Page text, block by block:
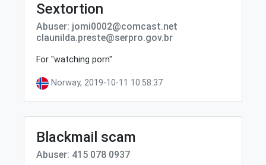
Sextortion
Abuser: jomi0002@comcast.net
claunilda.preste@serpro.gov.br
For "watching porn"
Norway, 2019-10-11 10:58:37
Blackmail scam
Abuser: 415 078 0937